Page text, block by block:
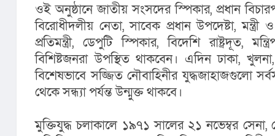
ওই অনুষ্ঠানে জাতীয় সংসদের স্পিকার, প্রধান
বিরোধীদলীয় নেতা, সাবেক প্রধান উপদেষ্টা, মন্ত্রী ও
প্রতিমন্ত্রী, ডেপুটি স্পিকার, বিদেশি রাষ্ট্রদূত,
বিশিষ্টজনরা উপস্থিত থাকবেন। এদিন ঢাকা,
বিশেষভাবে সজ্জিত নৌবাহিনীর যুদ্ধজাহাজগুলো
থেকে সন্ধ্যা পর্যন্ত উন্মুক্ত থাকবে।
মুক্তিযুদ্ধ চলাকালে ১৯৭১ সালের ২১ নভেম্বর সেনা,